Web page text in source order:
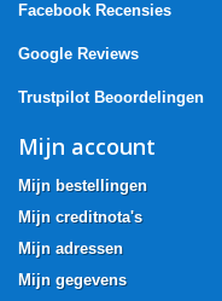
Facebook Recensies
Google Reviews
Trustpilot Beoordelingen
Mijn account
Mijn bestellingen
Mijn creditnota's
Mijn adressen
Mijn gegevens